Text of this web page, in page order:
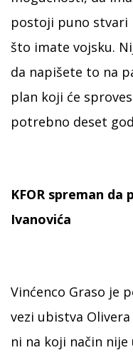
postoji puno
što imate vojsku.
da napišete to na
plan koji će
potrebno deset
KFOR spreman
Ivanovića
Vinćenco Graso je
vezi ubistva Olivera
ni na koji način